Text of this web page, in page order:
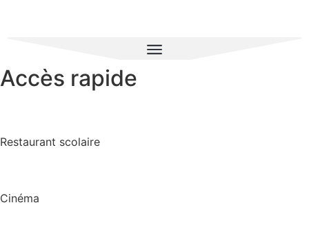
Accès rapide
Restaurant scolaire
Cinéma